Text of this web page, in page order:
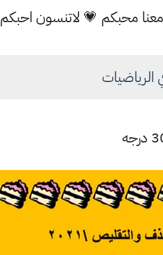
محبكم 💗 لاتنسون احبكم
الرياضيات